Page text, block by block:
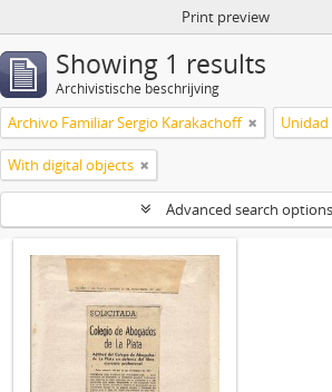
Print preview
Showing 1 results
Archivistische beschrijving
Archivo Familiar Sergio Karakachoff
With digital objects
Advanced search options